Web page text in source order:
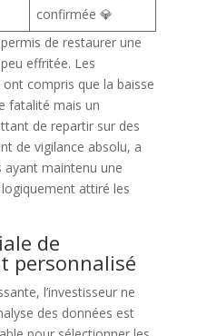
confirmée 💎
de restaurer une
effritée. Les
compris que la baisse
fatalité mais un
de repartir sur des
de vigilance absolu, a
ayant maintenu une
attiré les
de
personnalisé
l’investisseur ne
des données est